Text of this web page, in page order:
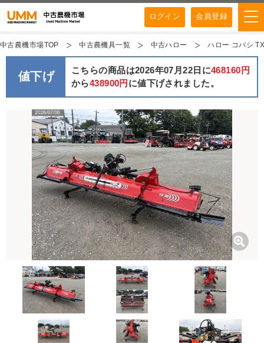
ログイン 会員登録
中古農機市場TOP 中古農機具一覧 中古ハロー ハロー コバシ
値下げ こちらの商品は2026年07月22日に468160円
から438900円 に値下げされました。